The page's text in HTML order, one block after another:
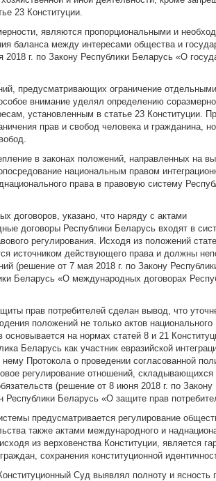
23 Конституции.
являются пропорциональными и
баланса между интересами общества и
г. по Закону Республики Беларусь «О
предусматривающих ограничение
внимание уделял определению
установленным в статье 23 Конституции.
прав и свобод человека и гражданина,
в законах положений, направленных на
национальным правом
права в правовую систему
договоров, указано, что наряду с актами
договоры Республики Беларусь входят в
регулирования. Исходя из положений
источником действующего права и должны
(решение от 7 мая 2018 г. по Закону
Беларусь «О международных договорах
прав потребителей сделан вывод, что
положений не только актов национального
на нормах статей 8 и 21
Беларусь как участник евразийской
Протокола о проведении согласованной
регулирование отношений, складывающихся
(решение от 8 июня 2018 г. по Закону
Беларусь «О защите прав
предусматривается регулирование
также актами международного и
из верховенства Конституции, является
сохранения конституционной
Суд выявлял полноту и ясность